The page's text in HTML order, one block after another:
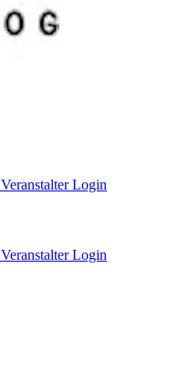
Veranstalter Login
Veranstalter Login